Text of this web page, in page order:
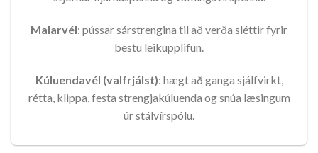
Malarvél: pússar sárstrengina til að verða sléttir fyrir
bestu leikupplifun.
Kúluendavél (valfrjálst): hægt að ganga sjálfvirkt,
rétta, klippa, festa strengjakúluenda og snúa læsingum
úr stálvírspólu.